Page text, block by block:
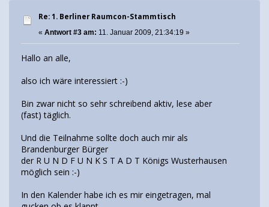
Re: 1. Berliner Raumcon-Stammtisch
« Antwort #3 am: 11. Januar 2009, 21:34:19 »
Hallo an alle,
also ich wäre interessiert :-)
Bin zwar nicht so sehr schreibend aktiv, lese aber
(fast) täglich.
Und die Teilnahme sollte doch auch mir als
Brandenburger Bürger
der R U N D F U N K S T A D T Königs Wusterhausen
möglich sein :-)
In den Kalender habe ich es mir eingetragen, mal